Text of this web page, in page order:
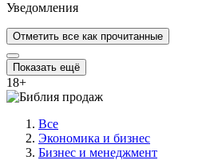
Уведомления
Отметить все как прочитанные
Показать ещё
18+
Все
Экономика и бизнес
Бизнес и менеджмент